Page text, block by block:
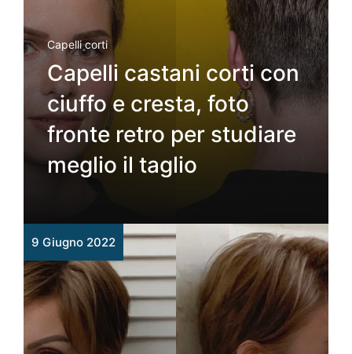
Capelli corti
Capelli castani corti con
ciuffo e cresta, foto
fronte retro per studiare
meglio il taglio
9 Giugno 2022